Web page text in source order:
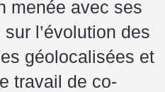
menée avec ses
l’évolution des
géolocalisées et
travail de co-